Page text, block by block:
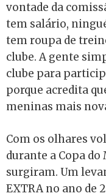
vontade da
tem salário,
tem roupa de
clube. A gente
clube para
porque acredita
meninas mais
Com os olhares
durante a Copa
surgiram. Um
EXTRA no ano de